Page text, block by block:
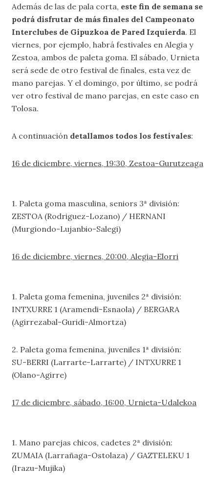
Además de las de pala corta, este fin de semana se
podrá disfrutar de más finales del Campeonato
Interclubes de Gipuzkoa de Pared Izquierda. El
viernes, por ejemplo, habrá festivales en Alegia y
Zestoa, ambos de paleta goma. El sábado, Urnieta
será sede de otro festival de finales, esta vez de
mano parejas. Y el domingo, por último, se podrá
ver otro festival de mano parejas, en este caso en
Tolosa.
A continuación detallamos todos los festivales:
16 de diciembre, viernes, 19:30, Zestoa-Gurutzeaga
1. Paleta goma masculina, seniors 3ª división:
ZESTOA (Rodriguez-Lozano) / HERNANI
(Murgiondo-Lujanbio-Salegi)
16 de diciembre, viernes, 20:00, Alegia-Elorri
1. Paleta goma femenina, juveniles 2ª división:
INTXURRE 1 (Aramendi-Esnaola) / BERGARA
(Agirrezabal-Guridi-Almortza)
2. Paleta goma femenina, juveniles 1ª división:
SU-BERRI (Larrarte-Larrarte) / INTXURRE 1
(Olano-Agirre)
17 de diciembre, sábado, 16:00, Urnieta-Udalekoa
1. Mano parejas chicos, cadetes 2ª división:
ZUMAIA (Larrañaga-Ostolaza) / GAZTELEKU 1
(Irazu-Mujika)